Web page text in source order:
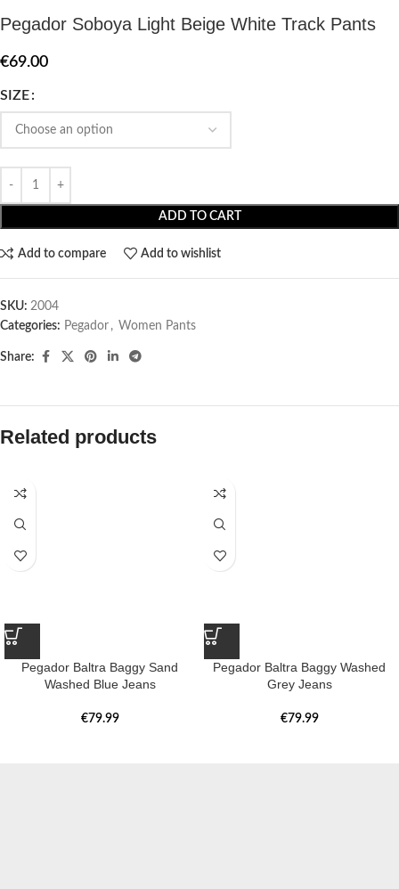
Pegador Soboya Light Beige White Track Pants
€69.00
SIZE
ADD TO CART
Add to compare Add to wishlist
SKU: 2004
Categories: Pegador​ , Women Pants
Share:
Related products
Pegador Baltra Baggy Sand
Washed Blue Jeans
€79.99
Pegador Baltra Baggy Washed
Grey Jeans
€79.99